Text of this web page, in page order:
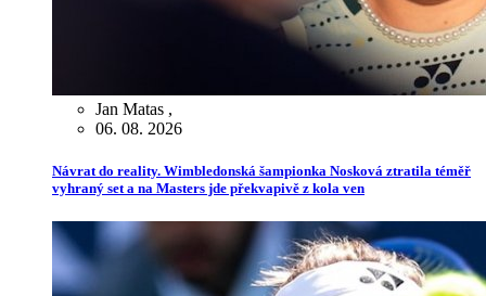
Jan Matas ,
06. 08. 2026
Návrat do reality. Wimbledonská šampionka Nosková ztratila téměř
vyhraný set a na Masters jde překvapivě z kola ven